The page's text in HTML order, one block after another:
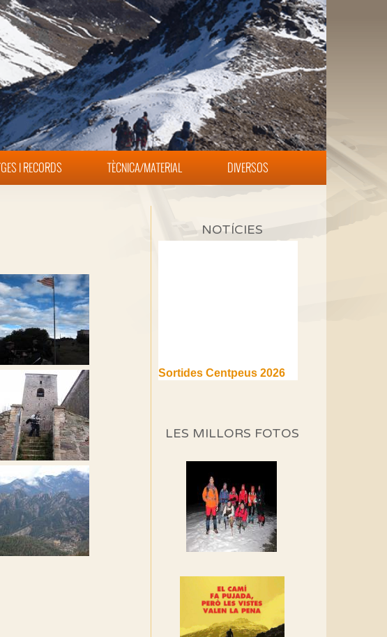
I RECORDS TÈCNICA/MATERIAL DIVERSOS
NOTÍCIES
(1a part)
Si no podem caminar,
alguna cosa hem de fer...
Els Centpeus signen el
Manifest a favor dels
Camins Vells
associació adhereix-te al
Rebem un diploma dels
LES MILLORS FOTOS